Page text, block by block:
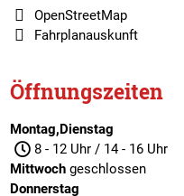
OpenStreetMap
Fahrplanauskunft
Öffnungszeiten
Montag,Dienstag
8 - 12 Uhr / 14 - 16 Uhr
Mittwochgeschlossen
Donnerstag